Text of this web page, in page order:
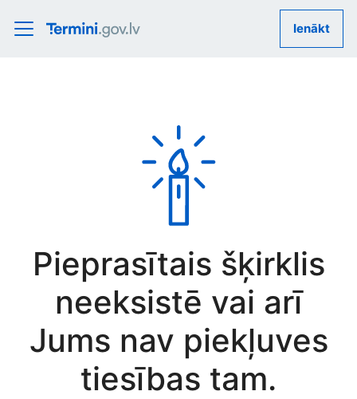
Ienākt
Pieprasītais šķirklis
neeksistē vai arī
Jums nav piekļuves
tiesības tam.